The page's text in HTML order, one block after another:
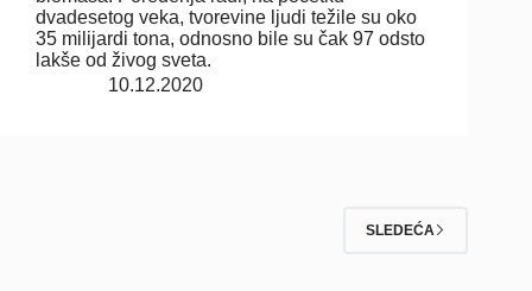
dvadesetog veka, tvorevine ljudi težile su oko
35 milijardi tona, odnosno bile su čak 97 odsto
lakše od živog sveta.
10.12.2020
SLEDEĆA